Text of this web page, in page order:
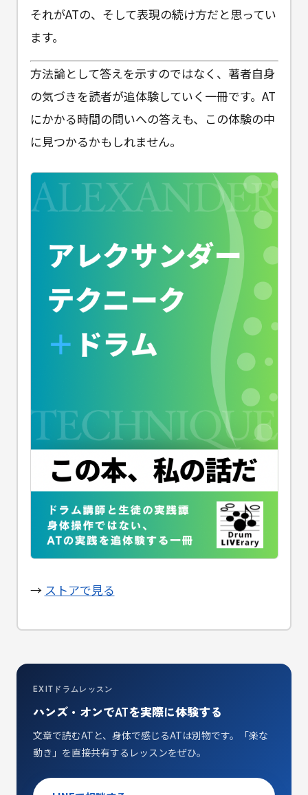
それがATの、そして表現の続け方だと思ってい
ます。
方法論として答えを示すのではなく、著者自身
の気づきを読者が追体験していく一冊です。AT
にかかる時間の問いへの答えも、この体験の中
に見つかるかもしれません。
→ ストアで見る
EXITドラムレッスン
ハンズ・オンでATを実際に体験する
文章で読むATと、身体で感じるATは別物です。「楽な
動き」を直接共有するレッスンをぜひ。